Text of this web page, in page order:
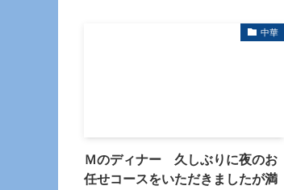
中華
Ｍのディナー 久しぶりに夜のお
任せコースをいただきましたが満